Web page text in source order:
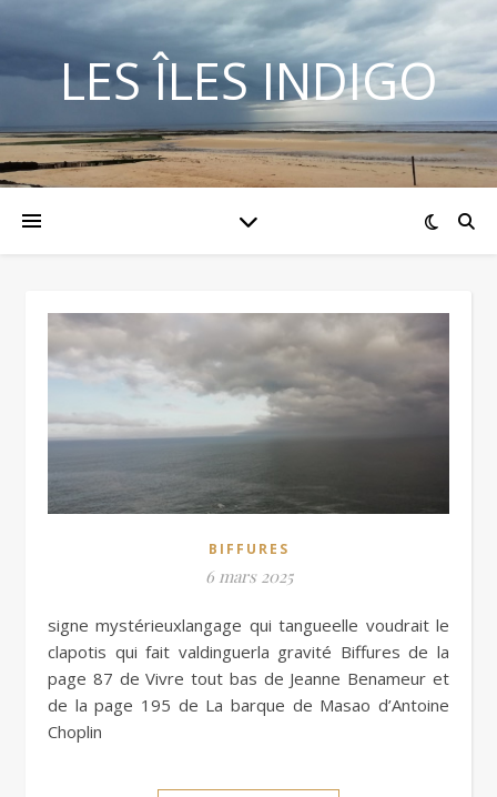
LES ÎLES INDIGO
BIFFURES
6 mars 2025
signe mystérieuxlangage qui tangueelle voudrait le
clapotis qui fait valdinguerla gravité Biffures de la
page 87 de Vivre tout bas de Jeanne Benameur et
de la page 195 de La barque de Masao d’Antoine
Choplin